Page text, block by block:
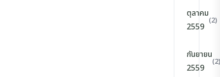
ตุลาคม
2559
(2)
กันยายน
2559
(2)